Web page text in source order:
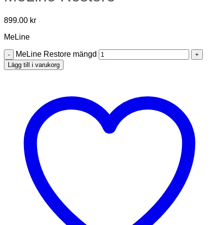
899.00 kr
MeLine
MeLine Restore mängd
Lägg till i varukorg